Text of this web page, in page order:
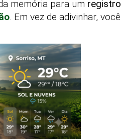
memória para um registro
. Em vez de adivinhar, você